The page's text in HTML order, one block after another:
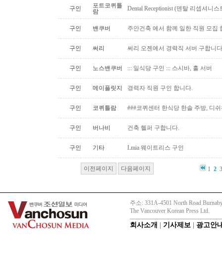
구인
포트코퀴틀
람
Dental Receptionist (덴탈 리셉셔니
구인 밴쿠버 주안건축 에서 함께 일한 직원 모집
구인 써리 써리 오젠에서 경력직 서버 구합니다
구인 노스밴쿠버 ::: 일식당 구인 ::: 스시바, 홀 서버
구인 메이플릿지 경력자 직원 구인 합니다.
구인 코퀴틀람 ###코퀴센터 한식당 한솔 주방, 디
구인 버나비 건축 헬퍼 구합니다.
구인 기타 Lmia 웨이트리스 구인
이전페이지 다음페이지 1 2
주소: 331A-4501 North Road
The Vancouver Korean Press Ltd.
회사소개 기사제보 광고안